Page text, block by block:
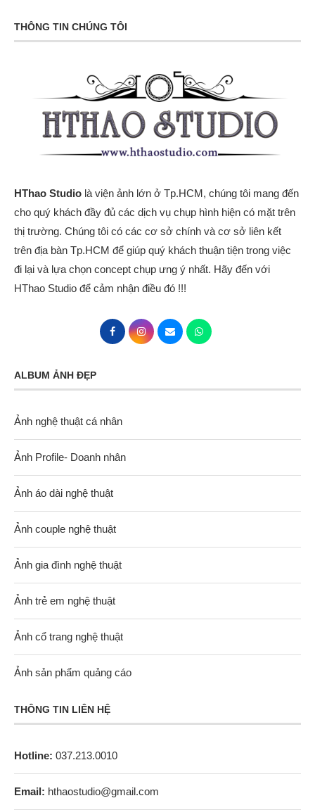
THÔNG TIN CHÚNG TÔI
HThao Studio là viện ảnh lớn ở Tp.HCM, chúng tôi mang đến
cho quý khách đầy đủ các dịch vụ chụp hình hiện có mặt trên
thị trường. Chúng tôi có các cơ sở chính và cơ sở liên kết
trên địa bàn Tp.HCM để giúp quý khách thuận tiện trong việc
đi lại và lựa chọn concept chụp ưng ý nhất. Hãy đến với
HThao Studio để cảm nhận điều đó !!!
ALBUM ẢNH ĐẸP
Ảnh nghệ thuật cá nhân
Ảnh Profile- Doanh nhân
Ảnh áo dài nghệ thuật
Ảnh couple nghệ thuật
Ảnh gia đình nghệ thuật
Ảnh trẻ em nghệ thuật
Ảnh cổ trang nghệ thuật
Ảnh sản phẩm quảng cáo
THÔNG TIN LIÊN HỆ
Hotline: 037.213.0010
Email: hthaostudio@gmail.com